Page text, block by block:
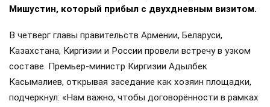
Мишустин, который прибыл с двухдневным визитом.
В четверг главы правительств Армении, Беларуси,
Казахстана, Киргизии и России провели встречу в узком
составе. Премьер-министр Киргизии Адылбек
Касымалиев, открывая заседание как хозяин площадки,
подчеркнул: «Нам важно, чтобы договорённости в рамках